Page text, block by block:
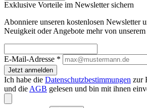
Exklusive Vorteile im Newsletter sichern
Abonniere unseren kostenlosen Newsletter
Neuigkeit oder Angebote mehr von unserem
E-Mail-Adresse *
Jetzt anmelden
Ich habe die Datenschutzbestimmungen zur
und die AGB gelesen und bin mit ihnen